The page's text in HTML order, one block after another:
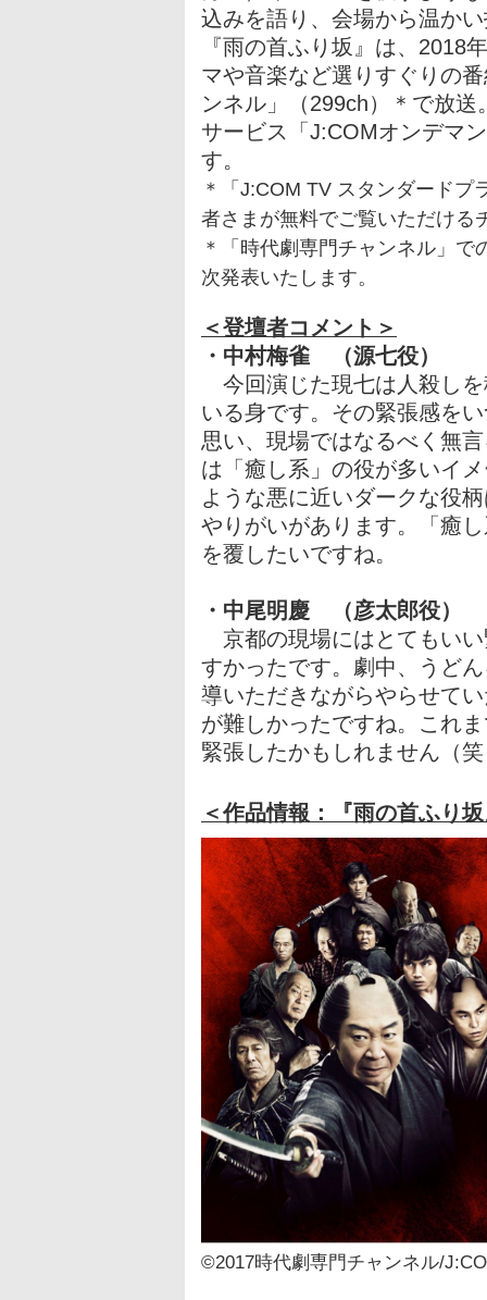
込みを語り、会場から温か
『雨の首ふり坂』は、2018
マや音楽など選りすぐりの
ンネル」（299ch）＊で放
サービス「J:COMオンデマ
す。
＊「J:COM TV スタンダード
者さまが無料でご覧いただける
＊「時代劇専門チャンネル」
次発表いたします。
＜登壇者コメント＞
・中村梅雀 （源七役）
今回演じた現七は人殺し
いる身です。その緊張感を
思い、現場ではなるべく無
は「癒し系」の役が多いイ
ような悪に近いダークな役
やりがいがあります。「癒
を覆したいですね。
・中尾明慶 （彦太郎役）
京都の現場にはとてもい
すかったです。劇中、うど
導いただきながらやらせて
が難しかったですね。これ
緊張したかもしれません（
＜作品情報：『雨の首ふり
©2017時代劇専門チャンネル/